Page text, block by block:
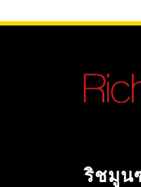
ริชมูน